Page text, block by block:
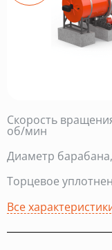
Скорость
об/мин
Диаметр
Торцевое
Все